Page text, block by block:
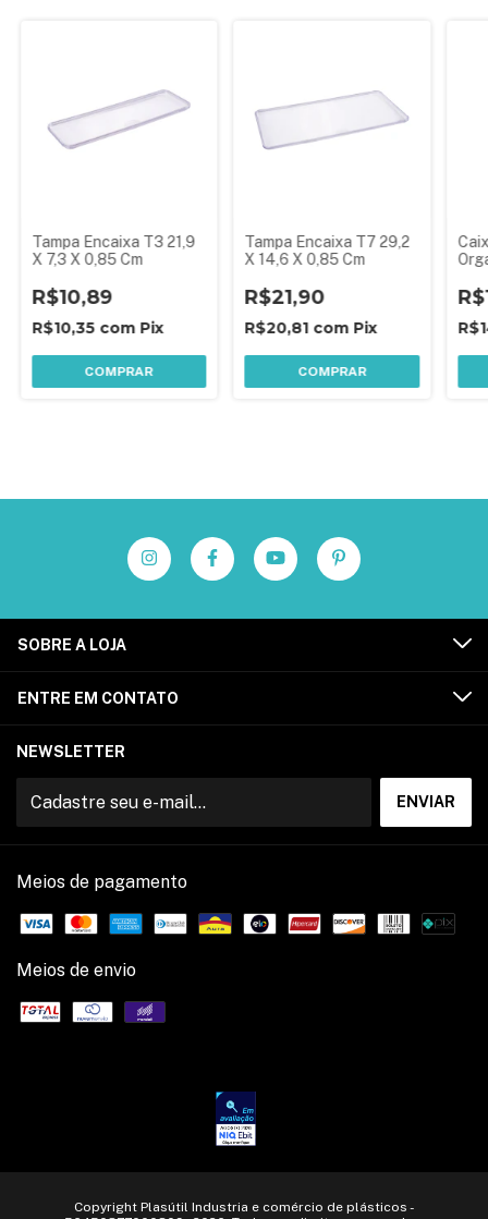
Tampa Encaixa T3 21,9
X 7,3 X 0,85 Cm
R$10,89
R$10,35 com Pix
COMPRAR
Tampa Encaixa T7 29,2
X 14,6 X 0,85 Cm
R$21,90
R$20,81 com Pix
COMPRAR
SOBRE A LOJA
ENTRE EM CONTATO
NEWSLETTER
Meios de pagamento
Meios de envio
Copyright Plasútil Industria e comércio de plásticos -